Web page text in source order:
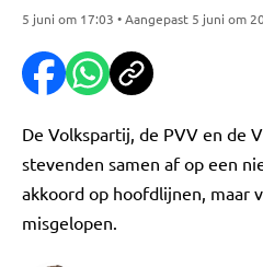
5 juni om 17:03 • Aangepast 5 juni om
De Volkspartij, de PVV en de
stevenden samen af op een
akkoord op hoofdlijnen, maar
misgelopen.